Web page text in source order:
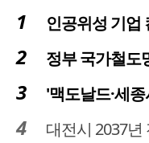
인공위성 기업 컨텍-
정부 국가철도
'맥도날드·세종시립박
대전시 2037년 전력